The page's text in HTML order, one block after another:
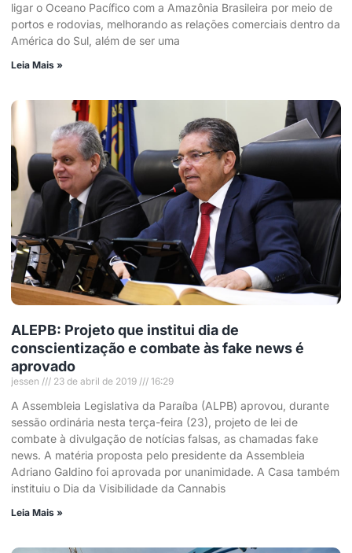
ligar o Oceano Pacífico com a Amazônia Brasileira por meio de
portos e rodovias, melhorando as relações comerciais dentro da
América do Sul, além de ser uma
Leia Mais »
ALEPB: Projeto que institui dia de
conscientização e combate às fake news é
aprovado
jessen 23 de abril de 2019 16:29
A Assembleia Legislativa da Paraíba (ALPB) aprovou, durante
sessão ordinária nesta terça-feira (23), projeto de lei de
combate à divulgação de notícias falsas, as chamadas fake
news. A matéria proposta pelo presidente da Assembleia
Adriano Galdino foi aprovada por unanimidade. A Casa também
instituiu o Dia da Visibilidade da Cannabis
Leia Mais »